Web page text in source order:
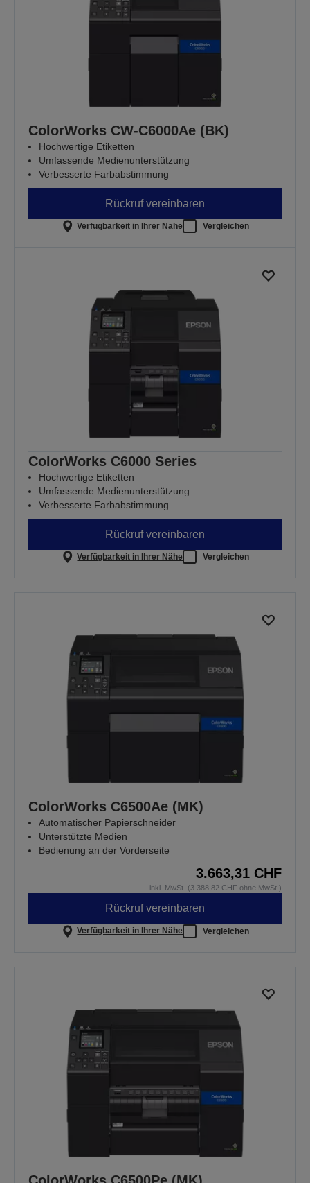
ColorWorks CW-C6000Ae (BK)
Hochwertige Etiketten
Umfassende Medienunterstützung
Verbesserte Farbabstimmung
Rückruf vereinbaren
Verfügbarkeit in Ihrer Nähe Vergleichen
ColorWorks C6000 Series
Hochwertige Etiketten
Umfassende Medienunterstützung
Verbesserte Farbabstimmung
Rückruf vereinbaren
Verfügbarkeit in Ihrer Nähe Vergleichen
ColorWorks C6500Ae (MK)
Automatischer Papierschneider
Unterstützte Medien
Bedienung an der Vorderseite
3.663,31 CHF
inkl. MwSt. (3.388,82 CHF ohne MwSt.)
Rückruf vereinbaren
Verfügbarkeit in Ihrer Nähe Vergleichen